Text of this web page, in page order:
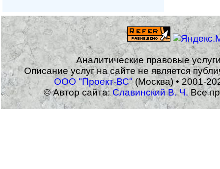
Аналитические правовые
Описание услуг на сайте не является
ООО "Проект-ВС"(Москва) • 2001-
© Автор сайта:Славинский В. Ч.Все